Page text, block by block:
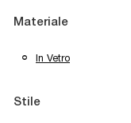
Materiale
In Vetro
Stile